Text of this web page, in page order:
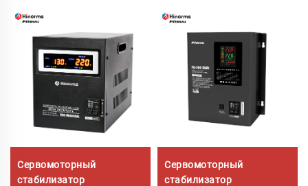
Сервомоторный
стабилизатор
Сервомоторный
стабилизатор